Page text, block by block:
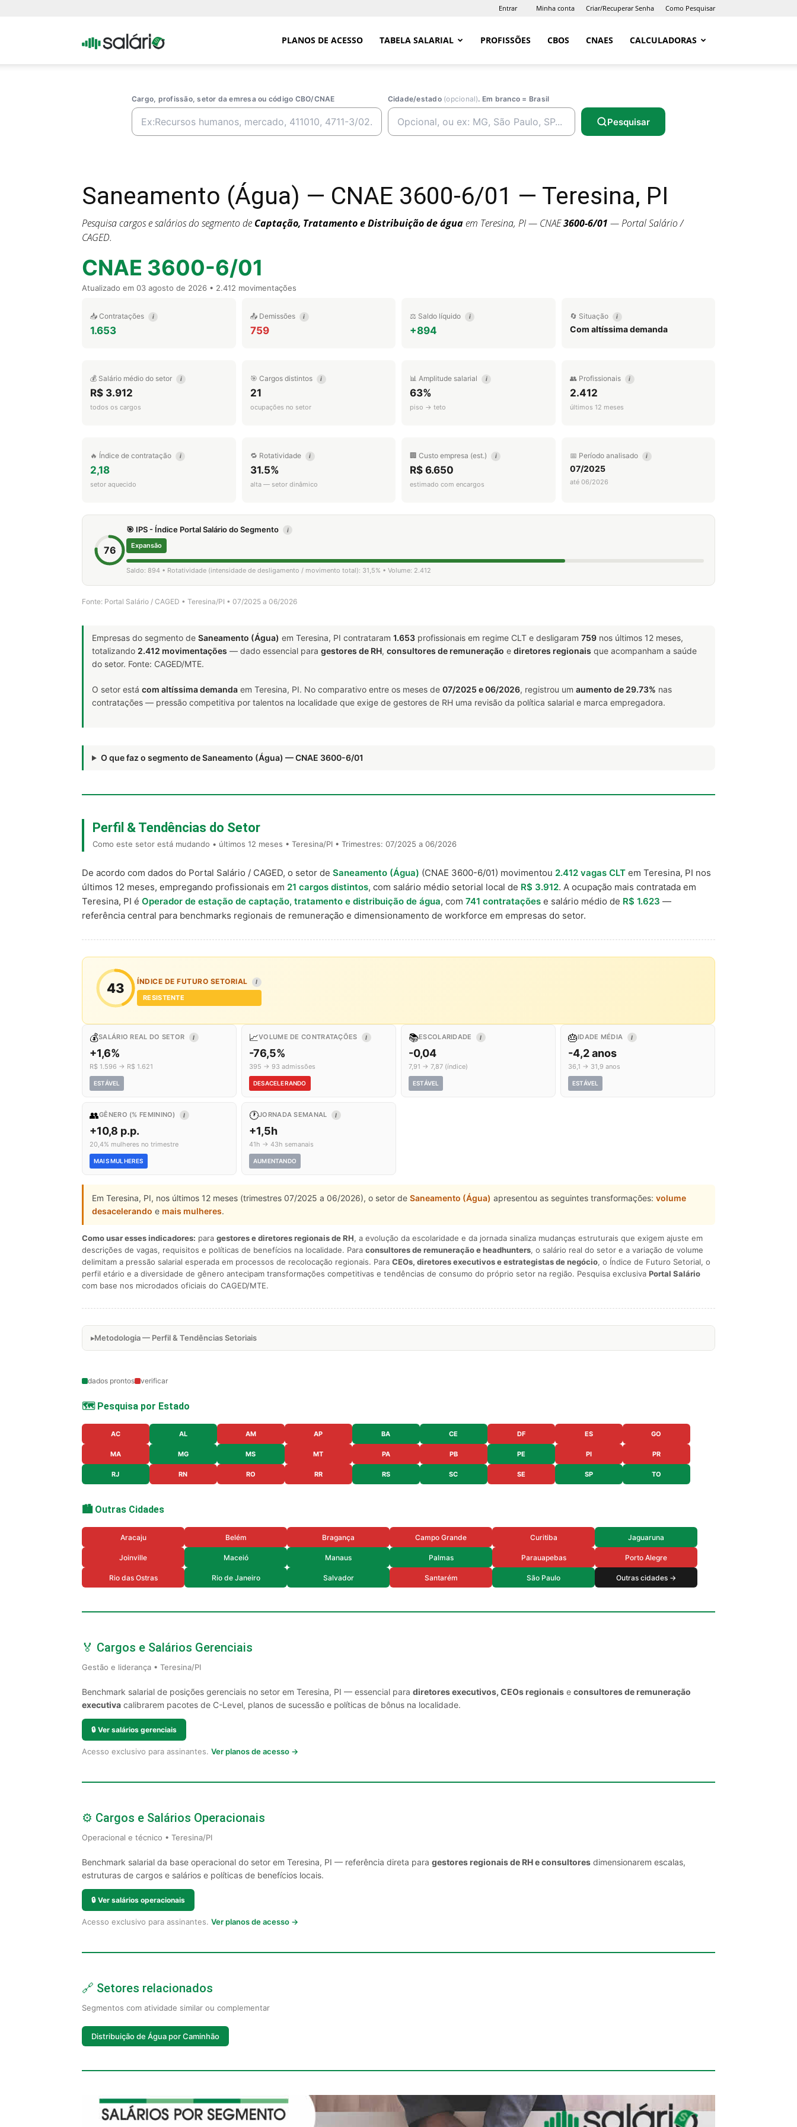
Entrar Minha conta Criar/Recuperar Senha Como Pesquisar
Portal PLANOS DE ACESSO TABELA SALARIAL PROFISSÕES CBOS CNAES CALCULADORAS
Cargo, profissão, setor da emresa ou código CBO/CNAE Cidade/estado (opcional). Em branco = Brasil
Pesquisar
Saneamento (Água) — CNAE 3600-6/01 — Teresina, PI
Pesquisa cargos e salários do segmento de Captação, Tratamento e Distribuição de águaem Teresina, PI — CNAE3600-6/01 — Portal Salário /
CAGED.
CNAE 3600-6/01
Atualizado em 03 agosto de 2026 • 2.412 movimentações
📥 Contratações i
1.653
📤 Demissões i
759
⚖️ Saldo líquido i
+894
🔄 Situação i
Com altíssima demanda
💰 Salário médio do setor i
R$ 3.912
todos os cargos
🎯 Cargos distintos i
21
ocupações no setor
📊 Amplitude salarial i
63%
piso → teto
👥 Profissionais i
2.412
últimos 12 meses
🔥 Índice de contratação i
2,18
setor aquecido
🔁 Rotatividade i
31.5%
alta — setor dinâmico
🏢 Custo empresa (est.) i
R$ 6.650
estimado com encargos
📅 Período analisado i
07/2025
até 06/2026
76
🎯 IPS - Índice Portal Salário do Segmento i
Expansão
Saldo: 894 • Rotatividade (intensidade de desligamento / movimento total): 31,5% • Volume: 2.412
Fonte: Portal Salário / CAGED • Teresina/PI • 07/2025 a 06/2026
Empresas do segmento de Saneamento (Água) em Teresina, PI contrataram 1.653 profissionais em regime CLT e desligaram 759 nos últimos 12 meses,
totalizando 2.412 movimentações — dado essencial para gestores de RH, consultores de remuneração e diretores regionais que acompanham a saúde
do setor. Fonte: CAGED/MTE.
O setor está com altíssima demanda em Teresina, PI. No comparativo entre os meses de 07/2025 e 06/2026, registrou um aumento de 29.73% nas
contratações — pressão competitiva por talentos na localidade que exige de gestores de RH uma revisão da política salarial e marca empregadora.
O que faz o segmento de Saneamento (Água) — CNAE 3600-6/01
Perfil & Tendências do Setor
Como este setor está mudando • últimos 12 meses • Teresina/PI • Trimestres: 07/2025 a 06/2026
De acordo com dados do Portal Salário / CAGED, o setor de Saneamento (Água) (CNAE 3600-6/01) movimentou 2.412 vagas CLT em Teresina, PI nos
últimos 12 meses, empregando profissionais em 21 cargos distintos, com salário médio setorial local de R$ 3.912. A ocupação mais contratada em
Teresina, PI é Operador de estação de captação, tratamento e distribuição de água, com 741 contratações e salário médio de R$ 1.623 —
referência central para benchmarks regionais de remuneração e dimensionamento de workforce em empresas do setor.
43 ÍNDICE DE FUTURO SETORIAL I
RESISTENTE
💰SALÁRIO REAL DO SETOR I
+1,6%
R$ 1.596 → R$ 1.621
ESTÁVEL
📈VOLUME DE CONTRATAÇÕES I
-76,5%
395 → 93 admissões
DESACELERANDO
📚ESCOLARIDADE I
-0,04
7,91 → 7,87 (índice)
ESTÁVEL
🎂IDADE MÉDIA I
-4,2 anos
36,1 → 31,9 anos
ESTÁVEL
👥GÊNERO (% FEMININO) I
+10,8 p.p.
20,4% mulheres no trimestre
MAIS MULHERES
🕐JORNADA SEMANAL I
+1,5h
41h → 43h semanais
AUMENTANDO
Em Teresina, PI, nos últimos 12 meses (trimestres 07/2025 a 06/2026), o setor de Saneamento (Água) apresentou as seguintes transformações: volume
desacelerando e mais mulheres.
Como usar esses indicadores: para gestores e diretores regionais de RH, a evolução da escolaridade e da jornada sinaliza mudanças estruturais que exigem ajuste em
descrições de vagas, requisitos e políticas de benefícios na localidade. Para consultores de remuneração e headhunters, o salário real do setor e a variação de volume
delimitam a pressão salarial esperada em processos de recolocação regionais. Para CEOs, diretores executivos e estrategistas de negócio, o Índice de Futuro Setorial, o
perfil etário e a diversidade de gênero antecipam transformações competitivas e tendências de consumo do próprio setor na região. Pesquisa exclusiva Portal Salário
com base nos microdados oficiais do CAGED/MTE.
Metodologia — Perfil & Tendências Setoriais
dados prontos verificar
🗺️ Pesquisa por Estado
AC AL AM AP BA CE DF ES GO
MA MG MS MT PA PB PE PI PR
RJ RN RO RR RS SC SE SP TO
🏙️ Outras Cidades
Aracaju Belém Bragança Campo Grande Curitiba Jaguaruna
Joinville Maceió Manaus Palmas Parauapebas Porto Alegre
Rio das Ostras Rio de Janeiro Salvador Santarém São Paulo Outras cidades →
🏅 Cargos e Salários Gerenciais
Gestão e liderança • Teresina/PI
Benchmark salarial de posições gerenciais no setor em Teresina, PI — essencial para diretores executivos, CEOs regionais e consultores de remuneração
executiva calibrarem pacotes de C-Level, planos de sucessão e políticas de bônus na localidade.
🔒 Ver salários gerenciais
Acesso exclusivo para assinantes. Ver planos de acesso →
⚙️ Cargos e Salários Operacionais
Operacional e técnico • Teresina/PI
Benchmark salarial da base operacional do setor em Teresina, PI — referência direta para gestores regionais de RH e consultores dimensionarem escalas,
estruturas de cargos e salários e políticas de benefícios locais.
🔒 Ver salários operacionais
Acesso exclusivo para assinantes. Ver planos de acesso →
🔗 Setores relacionados
Segmentos com atividade similar ou complementar
Distribuição de Água por Caminhão